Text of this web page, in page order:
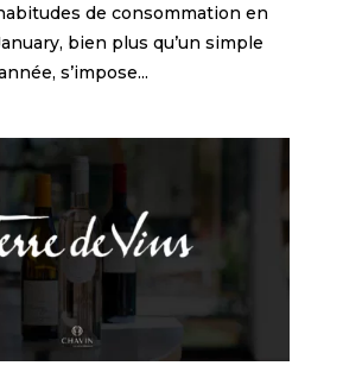
de consommation en
bien plus qu’un simple
s’impose...